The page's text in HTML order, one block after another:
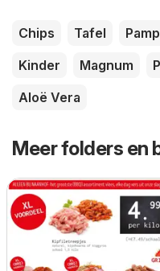
Chips Tafel
Kinder
Magnum
Aloë Vera
Meer folders en